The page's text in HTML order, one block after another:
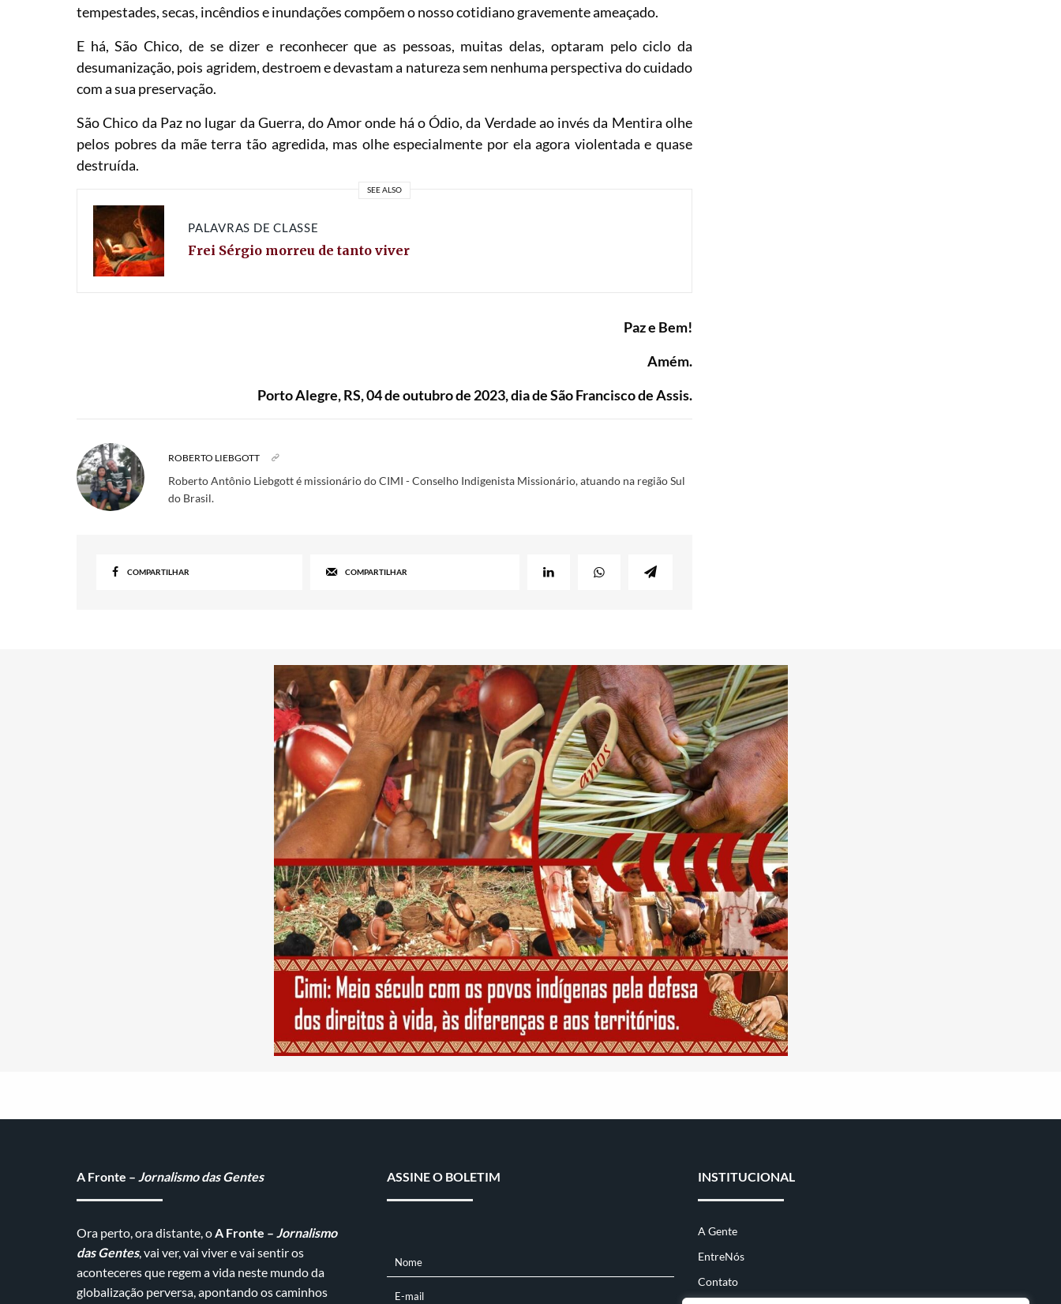
tempestades, secas, incêndios e inundações compõem o nosso cotidiano gravemente ameaçado.
E há, São Chico, de se dizer e reconhecer que as pessoas, muitas delas, optaram pelo ciclo da
desumanização, pois agridem, destroem e devastam a natureza sem nenhuma perspectiva do cuidado
com a sua preservação.
São Chico da Paz no lugar da Guerra, do Amor onde há o Ódio, da Verdade ao invés da Mentira olhe
pelos pobres da mãe terra tão agredida, mas olhe especialmente por ela agora violentada e quase
destruída.
SEE ALSO
PALAVRAS DE CLASSE
Frei Sérgio morreu de tanto viver
Paz e Bem!
Amém.
Porto Alegre, RS, 04 de outubro de 2023, dia de São Francisco de Assis.
ROBERTO LIEBGOTT
Roberto Antônio Liebgott é missionário do CIMI - Conselho Indigenista Missionário, atuando na região Sul
do Brasil.
COMPARTILHAR COMPARTILHAR
A Fronte –Jornalismo das Gentes
Ora perto, ora distante, oA Fronte –Jornalismo
das Gentes, vai ver, vai viver e vai sentir os
aconteceres que regem a vida neste mundo da
globalização perversa, apontando os caminhos
ASSINE O BOLETIM
NOME
Nome
E-mail
INSTITUCIONAL
A Gente
EntreNós
Contato